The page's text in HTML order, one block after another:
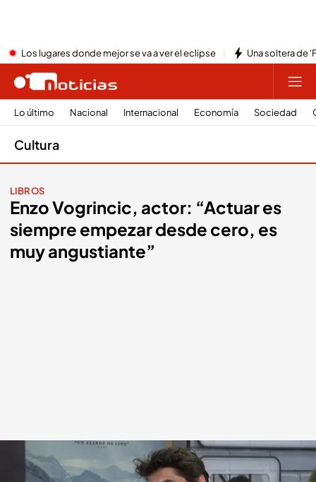
Los lugares donde mejor se va a ver el eclipse Una soltera de
Lo último Nacional Internacional Economía Sociedad
Cultura
LIBROS
Enzo Vogrincic, actor: “Actuar es
siempre empezar desde cero, es
muy angustiante”
La preparación de su papel en la sociedad de la nieve es el origen del debut
literario de Enzo Vogrincic
IMAGEN: Noticias Cuatro